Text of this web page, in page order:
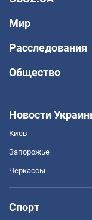
Мир
Расследования
Общество
Новости
Киев
Запорожье
Черкассы
Спорт